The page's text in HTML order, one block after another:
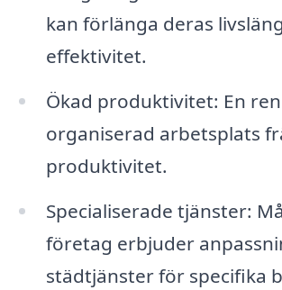
kan förlänga deras
effektivitet.
Ökad produktivitet: En
organiserad arbetsplats
produktivitet.
Specialiserade tjänster:
företag erbjuder
städtjänster för specifika